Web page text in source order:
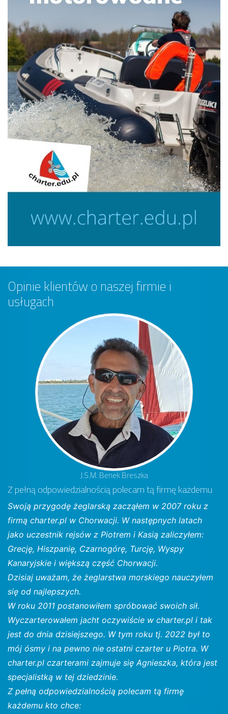
Opinie klientów o naszej firmie i
usługach
J.S.M. Benek Breszka
Z pełną odpowiedzialnością polecam tą firmę każdemu
Swoją przygodę żeglarską zacząłem w 2007 roku z
firmą charter.pl w Chorwacji. W następnych latach
jako uczestnik rejsów z Piotrem i Kasią zaliczyłem:
Grecję, Hiszpanię, Czarnogórę, Turcję, Wyspy
Kanaryjskie i większą część Chorwacji.
Dzisiaj uważam, że żeglarstwa morskiego nauczyłem
się od najlepszych.
W roku 2011 postanowiłem spróbować swoich sił.
Wyczarterowałem jacht oczywiście w charter.pl i tak
jest do dnia dzisiejszego. W tym roku tj. 2022 był to
mój ósmy i na pewno nie ostatni czarter u Piotra. W
charter.pl czarterami zajmuje się Agnieszka, która jest
specjalistką w tej dziedzinie.
Z pełną odpowiedzialnością polecam tą firmę
każdemu kto chce: